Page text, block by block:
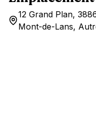
12 Grand Plan,
Mont-de-Lans,